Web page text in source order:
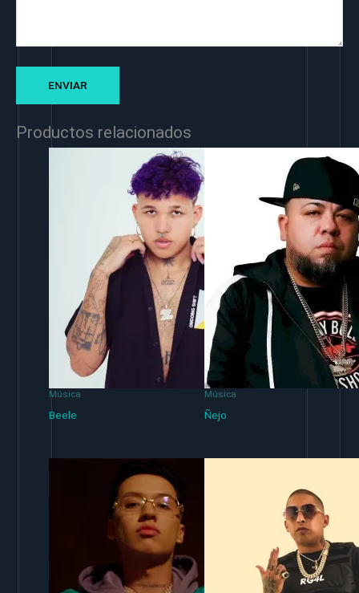
Productos relacionados
Música
Beele
Música
Ñejo